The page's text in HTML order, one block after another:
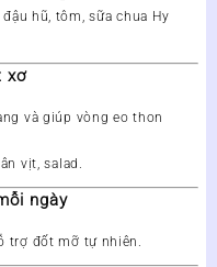
hũ, tôm, sữa chua Hy
xơ
và giúp vòng eo thon
vịt, salad.
ngày
trợ đốt mỡ tự nhiên.